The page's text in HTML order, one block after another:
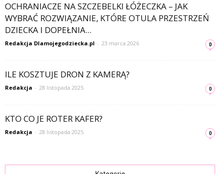
OCHRANIACZE NA SZCZEBELKI ŁÓŻECZKA – JAK
WYBRAĆ ROZWIĄZANIE, KTÓRE OTULA PRZESTRZEŃ
DZIECKA I DOPEŁNIA...
Redakcja Dlamojegodziecka.pl - 23 marca 2026 0
ILE KOSZTUJE DRON Z KAMERĄ?
Redakcja - 28 listopada 2025 0
KTO CO JE ROTER KAFER?
Redakcja - 28 listopada 2025 0